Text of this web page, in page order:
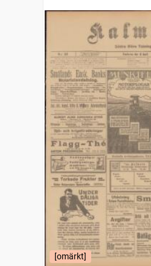
[omärkt]